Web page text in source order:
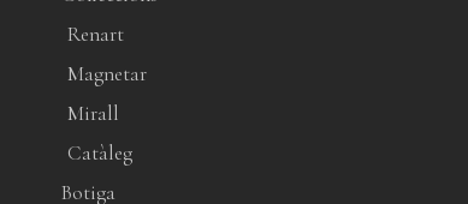
Renart
Magnetar
Mirall
Catàleg
Botiga